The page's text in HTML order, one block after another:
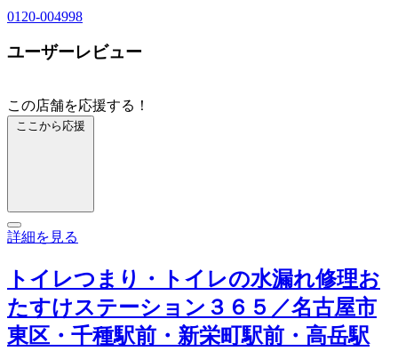
0120-004998
ユーザーレビュー
この店舗を応援する！
ここから応援
詳細を見る
トイレつまり・トイレの水漏れ修理お
たすけステーション３６５／名古屋市
東区・千種駅前・新栄町駅前・高岳駅